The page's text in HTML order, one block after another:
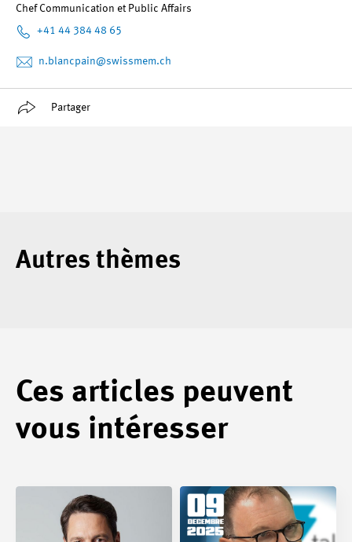
Chef Communication et Public Affairs
+41 44 384 48 65
n.blancpain@swissmem.ch
Partager
Autres thèmes
Ces articles peuvent
vous intéresser